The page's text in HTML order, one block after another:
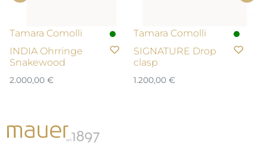
Tamara Comolli
INDIA Ohrringe
Snakewood
2.000,00 €
Tamara Comolli
SIGNATURE Drop
clasp
1.200,00 €